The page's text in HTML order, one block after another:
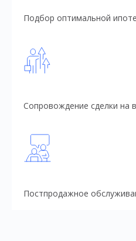
Подбор оптимальной
Сопровождение сделки на
Постпродажное